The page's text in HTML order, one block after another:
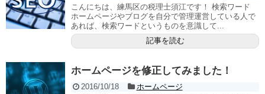
こんにちは、練馬区の税理士須江です！ 検索ワード
ホームページやブログを自分で管理運営している人で
あれば、検索ワードというものを意識して...
記事を読む
ホームページを修正してみました！
2016/10/18
ホームページ